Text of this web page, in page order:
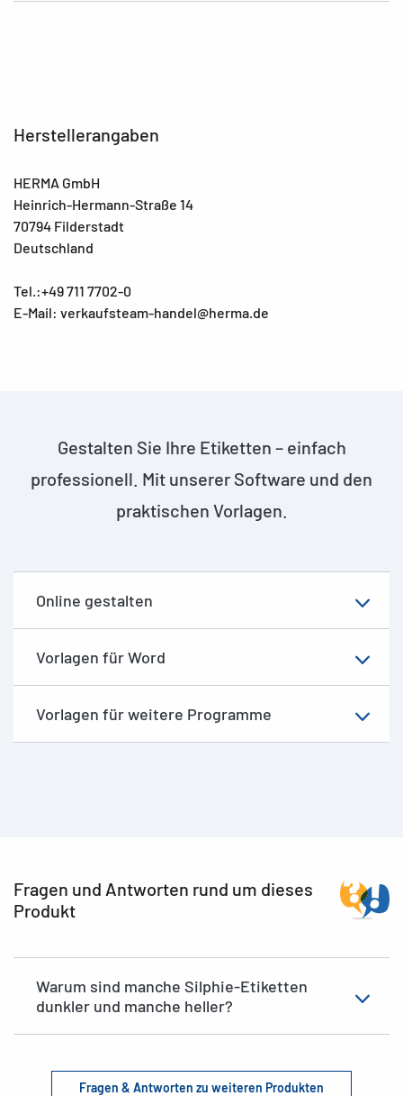
Herstellerangaben
HERMA GmbH
Heinrich-Hermann-Straße 14
70794 Filderstadt
Deutschland
Tel.:+49 711 7702-0
E-Mail: verkaufsteam-handel@herma.de
Gestalten Sie Ihre Etiketten – einfach
professionell. Mit unserer Software und den
praktischen Vorlagen.
Online gestalten
Vorlagen für Word
Vorlagen für weitere Programme
Fragen und Antworten rund um dieses
Produkt
Warum sind manche Silphie-Etiketten
dunkler und manche heller?
Fragen & Antworten zu weiteren Produkten